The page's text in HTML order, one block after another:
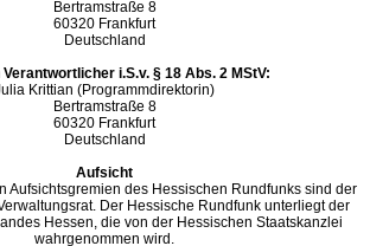
Bertramstraße 8
60320 Frankfurt
Deutschland
Verantwortlicher i.S.v. § 18 Abs. 2 MStV:
Krittian (Programmdirektorin)
Bertramstraße 8
60320 Frankfurt
Deutschland
Aufsicht
Aufsichtsgremien des Hessischen Rundfunks sind der
Der Hessische Rundfunk unterliegt der
Hessen, die von der Hessischen Staatskanzlei
wahrgenommen wird.